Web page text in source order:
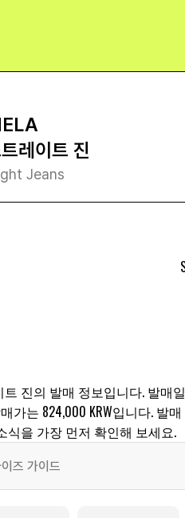
레이트 진
Jeans
진의 발매 정보입니다. 발매
매가는 824,000 KRW입니다. 발
식을 가장 먼저 확인해 보세요.
즈 가이드